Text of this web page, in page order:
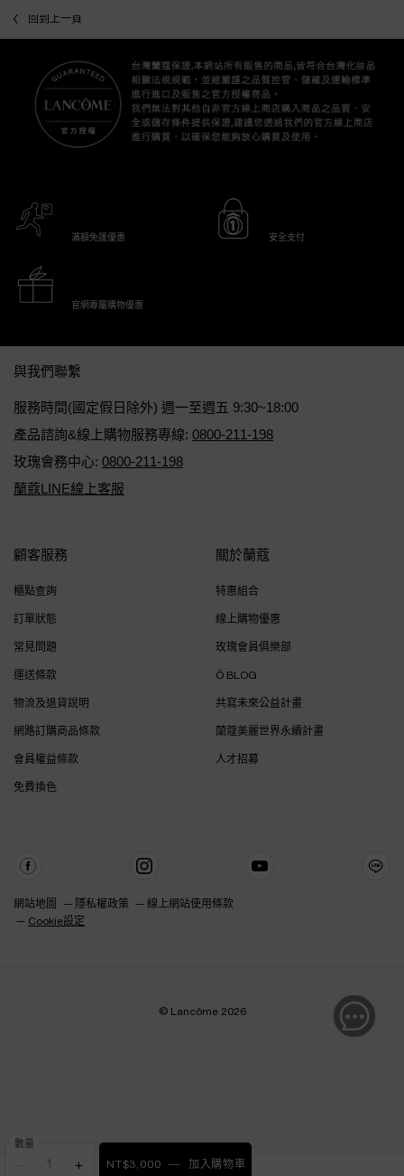
數量
+ NT$3,000 ―
加入購物車
回到上一頁
滿額免運優惠 安全支付
官網專屬購物優惠
與我們聯繫
服務時間(國定假日除外) 週一至週五 9:30~18:00
產品諮詢&線上購物服務專線: 0800-211-198
玫瑰會務中心: 0800-211-198
蘭蔻LINE線上客服
顧客服務
櫃點查詢
訂單狀態
常見問題
運送條款
物流及退貨說明
網路訂購商品條款
會員權益條款
免費換色
關於蘭蔻
特惠組合
線上購物優惠
玫瑰會員俱樂部
Ô BLOG
共寫未來公益計畫
蘭蔻美麗世界永續計畫
人才招募
網站地圖 隱私權政策
線上網站使用條款
Cookie設定
© Lancôme 2026